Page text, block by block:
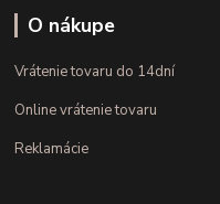
O nákupe
Vrátenie tovaru do 14dní
Online vrátenie tovaru
Reklamácie